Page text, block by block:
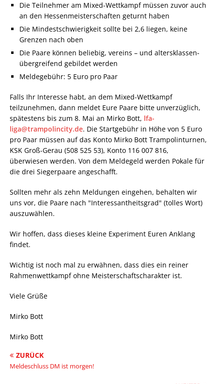
Die Teilnehmer am Mixed-Wettkampf müssen zuvor auch
an den Hessenmeisterschaften geturnt haben
Die Mindestschwierigkeit sollte bei 2,6 liegen, keine
Grenzen nach oben
Die Paare können beliebig, vereins – und altersklassen-
übergreifend gebildet werden
Meldegebühr: 5 Euro pro Paar
Falls Ihr Interesse habt, an dem Mixed-Wettkampf
teilzunehmen, dann meldet Eure Paare bitte unverzüglich,
spätestens bis zum 8. Mai an Mirko Bott, lfa-
liga@trampolincity.de. Die Startgebühr in Höhe von 5 Euro
pro Paar müssen auf das Konto Mirko Bott Trampolinturnen,
KSK Groß-Gerau (508 525 53), Konto 116 007 816,
überwiesen werden. Von dem Meldegeld werden Pokale für
die drei Siegerpaare angeschafft.
Sollten mehr als zehn Meldungen eingehen, behalten wir
uns vor, die Paare nach "Interessantheitsgrad" (tolles Wort)
auszuwählen.
Wir hoffen, dass dieses kleine Experiment Euren Anklang
findet.
Wichtig ist noch mal zu erwähnen, dass dies ein reiner
Rahmenwettkampf ohne Meisterschaftscharakter ist.
Viele Grüße
Mirko Bott
Mirko Bott
ZURÜCK
Meldeschluss DM ist morgen!